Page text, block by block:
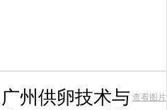
广州供卵技术与 查看图片